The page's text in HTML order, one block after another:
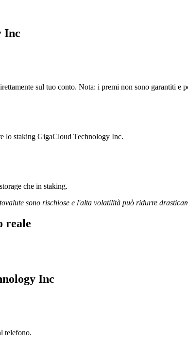
Inc
sul tuo conto. Nota: i premi non sono garantiti e
lo staking GigaCloud Technology Inc.
che in staking.
sono rischiose e l'alta volatilità può ridurre
reale
Inc
telefono.